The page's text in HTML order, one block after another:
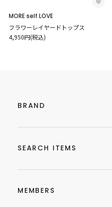
MORE self LOVE
フラワーレイヤードトップス
4,950円(税込)
BRAND
SEARCH ITEMS
MEMBERS